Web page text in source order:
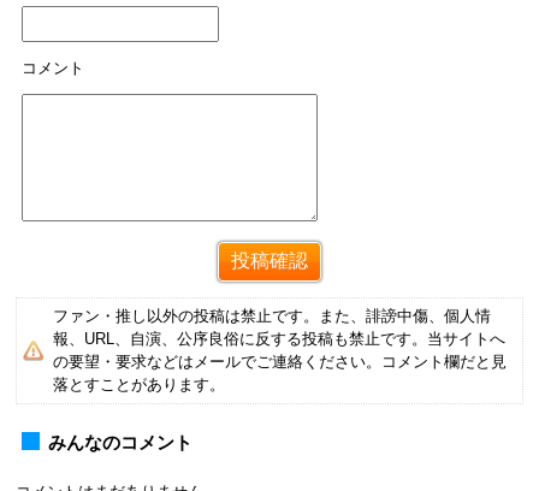
コメント
ファン・推し以外の投稿は禁止です。また、誹謗中傷、個人情
報、URL、自演、公序良俗に反する投稿も禁止です。当サイトへ
の要望・要求などはメールでご連絡ください。コメント欄だと見
落とすことがあります。
みんなのコメント